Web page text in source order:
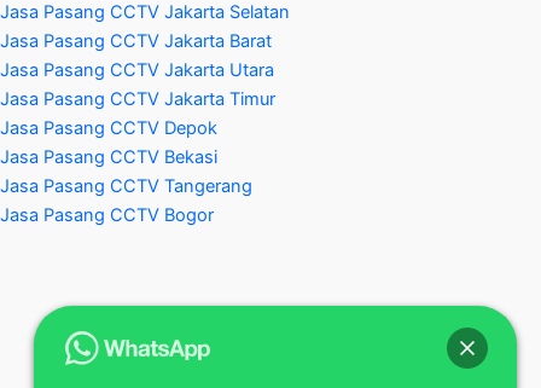
Jasa Pasang CCTV Jakarta Selatan
Jasa Pasang CCTV Jakarta Barat
Jasa Pasang CCTV Jakarta Utara
Jasa Pasang CCTV Jakarta Timur
Jasa Pasang CCTV Depok
Jasa Pasang CCTV Bekasi
Jasa Pasang CCTV Tangerang
Jasa Pasang CCTV Bogor